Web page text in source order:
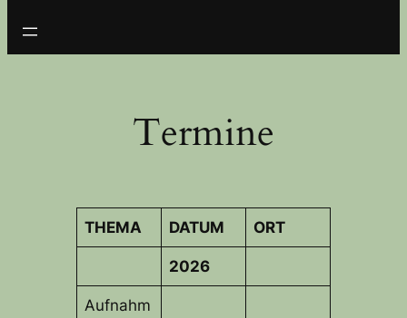
Termine
THEMA DATUM ORT
2026
Aufnahm